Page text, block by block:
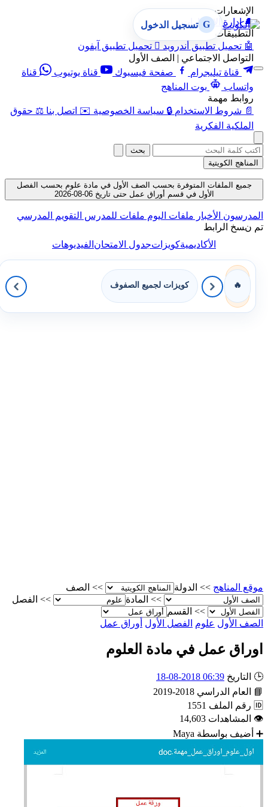
الإشعارات
🔔 إدارة الإشعارات
التطبيقات
🤖 تحميل تطبيق أندرويد  تحميل تطبيق آيفون
التواصل الاجتماعي | الصف الأول
قناة تيليجرام
صفحة فيسبوك قناة يوتيوب
قناة
واتساب
بوت المناهج
روابط مهمة
📄 شروط الاستخدام 🔒 سياسة الخصوصية ✉️ اتصل بنا ⚖️ حقوق
الملكية الفكرية
G تسجيل الدخول
بحث
المناهج الكويتية
جميع الملفات المتوفرة بحسب الصف الأول في مادة علوم بحسب الفصل
الأول في قسم أوراق عمل حتى تاريخ 06-08-2026
المدرسون الأخبار ملفات اليوم ملفات للمدرس التقويم المدرسي
تم نسخ الرابط
الأكاديميةكويزاتجدول الامتحانالفيديوهات
🔥 كويزات لجميع الصفوف
موقع المناهج >> الدولة >>
الصف
>>
المادة >>
الفصل
>>
القسم
الصف الأول علوم الفصل الأول أوراق عمل
اوراق عمل في مادة العلوم
🕒 التاريخ 06:39 2018-08-18
📘
العام الدراسي 2018-2019
🆔 رقم الملف 1551
👁
المشاهدات 14,603
➕
أضيف بواسطة Maya